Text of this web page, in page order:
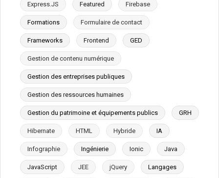
Express.JS Featured Firebase
Formations Formulaire de contact
Frameworks Frontend GED
Gestion de contenu numérique
Gestion des entreprises publiques
Gestion des ressources humaines
Gestion du patrimoine et équipements publics GRH
Hibernate HTML Hybride IA
Infographie Ingénierie Ionic Java
JavaScript JEE jQuery Langages